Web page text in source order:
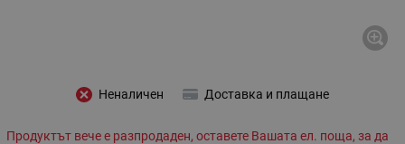
Неналичен Доставка и плащане
Продуктът вече е разпродаден, оставете Вашата ел. поща, за да